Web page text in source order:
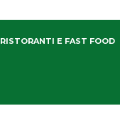
RISTORANTI E FAST FOOD